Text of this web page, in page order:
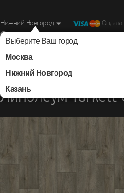
Нижний Новгород
Выберите Ваш город
Москва
Нижний Новгород
Казань
г. Нижний Новгород, Ул.
Линолеум Tarkett